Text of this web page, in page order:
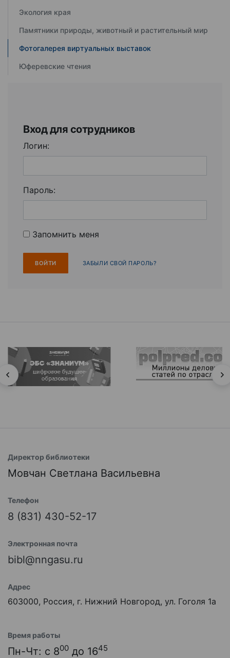
Экология края
Памятники природы, животный и растительный мир
Фотогалерея виртуальных выставок
Юферевские чтения
Вход для сотрудников
Логин:
Пароль:
Запомнить меня
ЗАБЫЛИ СВОЙ ПАРОЛЬ?
Директор библиотеки
Мовчан Светлана Васильевна
Телефон
8 (831) 430-52-17
Электронная почта
bibl@nngasu.ru
Адрес
603000, Россия, г. Нижний Новгород, ул. Гоголя 1а
Время работы
Пн-Чт: с 800 до 1645